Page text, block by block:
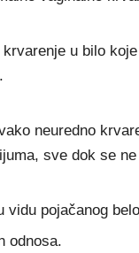
krvarenje u bilo
neuredno
sve dok se
vidu pojačanog
odnosa.